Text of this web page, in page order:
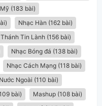
(183 bài)
Nhạc Hàn (162 bài)
Tin Lành (156 bài)
Nhạc Bóng đá (138 bài)
Nhạc Cách Mạng (118 bài)
Ngoài (110 bài)
bài)
Mashup (108 bài)